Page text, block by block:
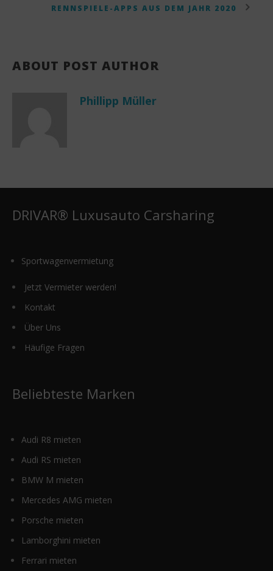
RENNSPIELE-APPS AUS DEM JAHR 2020
ABOUT POST AUTHOR
Phillipp Müller
DRIVAR® Luxusauto Carsharing
Sportwagenvermietung
Jetzt Vermieter werden!
Kontakt
Über Uns
Häufige Fragen
Beliebteste Marken
Audi R8 mieten
Audi RS mieten
BMW M mieten
Mercedes AMG mieten
Porsche mieten
Lamborghini mieten
Ferrari mieten